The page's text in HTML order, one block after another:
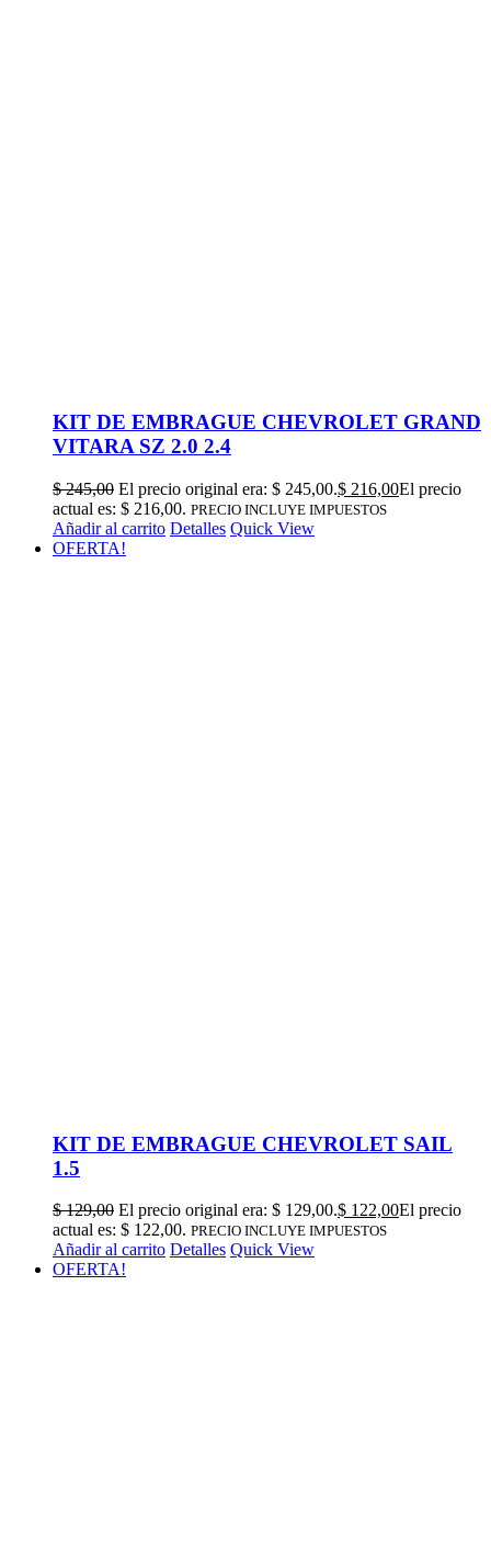
KIT DE EMBRAGUE CHEVROLET GRAND
VITARA SZ 2.0 2.4
$245,00 El precio original era: $ 245,00.$ 216,00El precio
actual es: $ 216,00. PRECIO INCLUYE IMPUESTOS
Añadir al carrito Detalles Quick View
OFERTA!
KIT DE EMBRAGUE CHEVROLET SAIL
1.5
$129,00 El precio original era: $ 129,00.$ 122,00El precio
actual es: $ 122,00. PRECIO INCLUYE IMPUESTOS
Añadir al carrito Detalles Quick View
OFERTA!